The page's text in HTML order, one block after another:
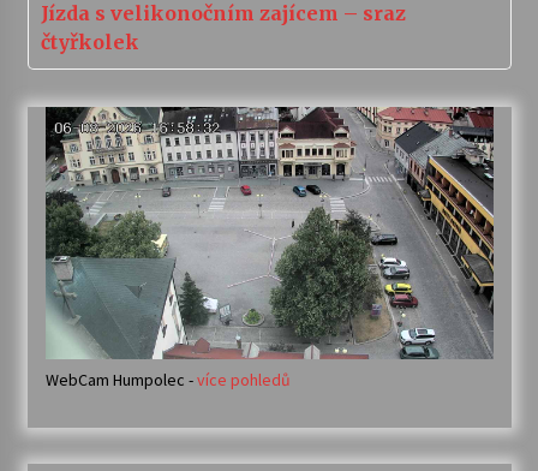
Jízda s velikonočním zajícem – sraz
čtyřkolek
WebCam Humpolec -více pohledů